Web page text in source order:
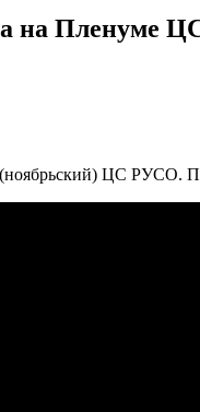
на Пленуме
(ноябрьский) ЦС